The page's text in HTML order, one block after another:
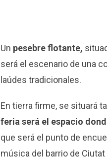
Un pesebre flotante,
será el escenario de una
laúdes tradicionales.
En tierra firme, se situará
feria será el espacio
que será el punto de
música del barrio de Ciutat